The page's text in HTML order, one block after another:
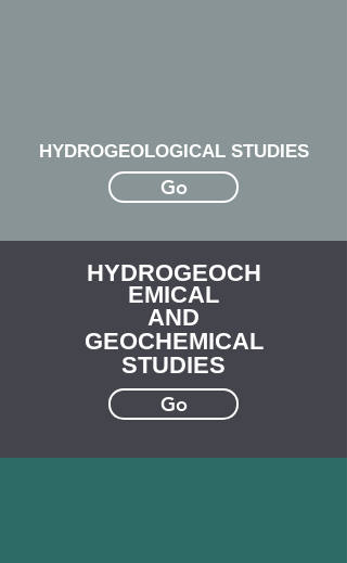
HYDROGEOLOGICAL STUDIES
Go
HYDROGEOCH
EMICAL
AND
GEOCHEMICAL
STUDIES
Go